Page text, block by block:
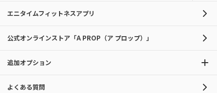
エニタイムフィットネスアプリ
公式オンラインストア「A PROP（ア プロップ）」
追加オプション
よくある質問